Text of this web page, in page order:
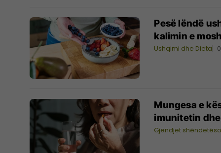
Pesë lëndë
kalimin e
Ushqimi dhe Dieta
Mungesa e
imunitetin
Gjendjet